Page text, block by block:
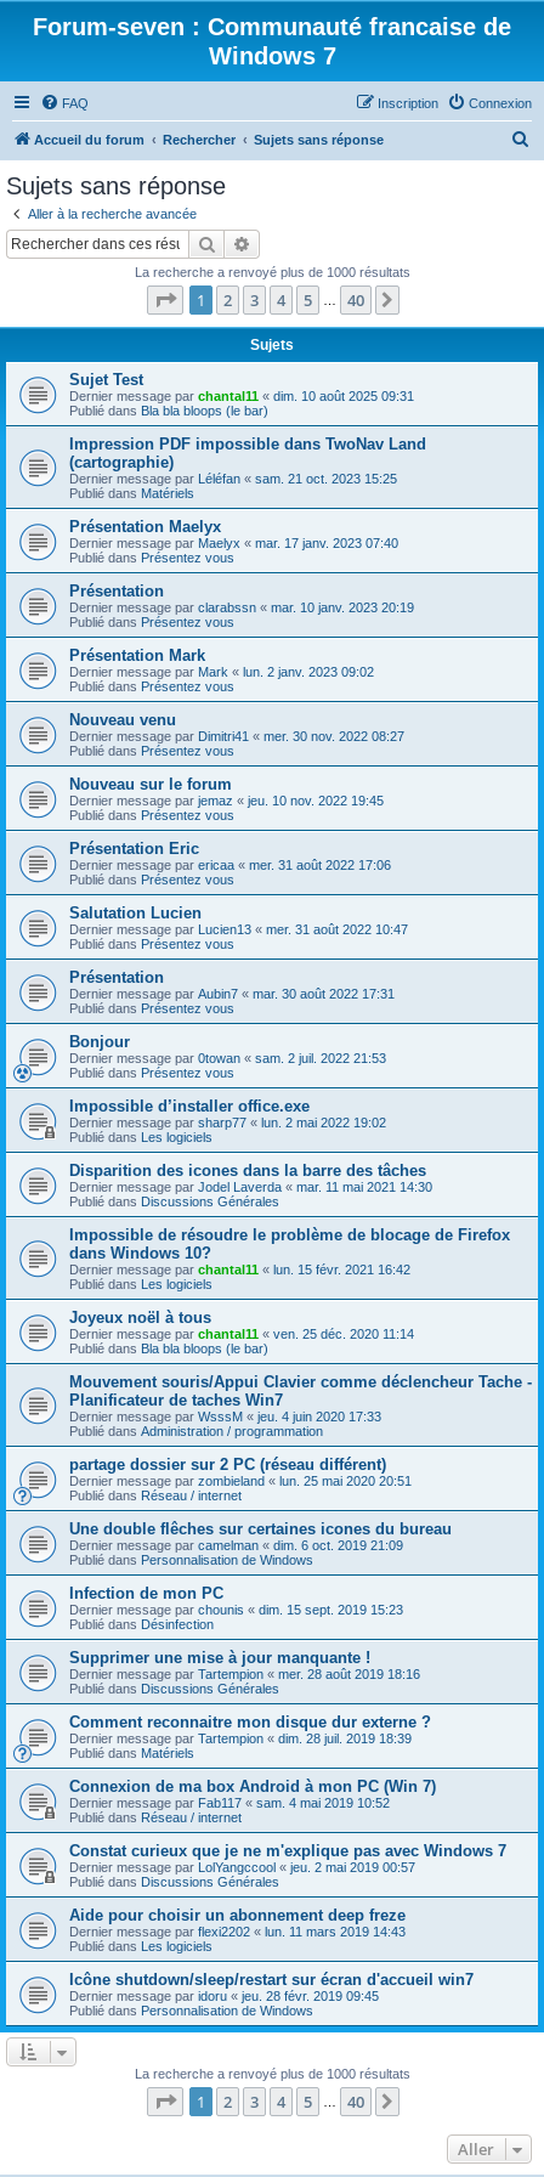
Forum-seven : Communauté francaise de
Windows 7
FAQ Connexion
Inscription
Accueil du forum Rechercher Sujets sans réponse
Sujets sans réponse
Aller à la recherche avancée
Rechercher
La recherche a renvoyé plus de 1000 résultats
Page 1sur40
1 2 3 4 5 40
Sujets
Sujet Test
Dernier message par chantal11 « dim. 10 août 2025 09:31
Publié dans Bla bla bloops (le bar)
Impression PDF impossible dans TwoNav Land
(cartographie)
Dernier message par Léléfan « sam. 21 oct. 2023 15:25
Publié dans Matériels
Présentation Maelyx
Dernier message par Maelyx « mar. 17 janv. 2023 07:40
Publié dans Présentez vous
Présentation
Dernier message par clarabssn « mar. 10 janv. 2023 20:19
Publié dans Présentez vous
Présentation Mark
Dernier message par Mark « lun. 2 janv. 2023 09:02
Publié dans Présentez vous
Nouveau venu
Dernier message par Dimitri41 « mer. 30 nov. 2022 08:27
Publié dans Présentez vous
Nouveau sur le forum
Dernier message par jemaz « jeu. 10 nov. 2022 19:45
Publié dans Présentez vous
Présentation Eric
Dernier message par ericaa « mer. 31 août 2022 17:06
Publié dans Présentez vous
Salutation Lucien
Dernier message par Lucien13 « mer. 31 août 2022 10:47
Publié dans Présentez vous
Présentation
Dernier message par Aubin7 « mar. 30 août 2022 17:31
Publié dans Présentez vous
Bonjour
Dernier message par 0towan « sam. 2 juil. 2022 21:53
Publié dans Présentez vous
Impossible d’installer office.exe
Dernier message par sharp77 « lun. 2 mai 2022 19:02
Publié dans Les logiciels
Disparition des icones dans la barre des tâches
Dernier message par Jodel Laverda « mar. 11 mai 2021 14:30
Publié dans Discussions Générales
Impossible de résoudre le problème de blocage de Firefox
dans Windows 10?
Dernier message par chantal11 « lun. 15 févr. 2021 16:42
Publié dans Les logiciels
Joyeux noël à tous
Dernier message par chantal11 « ven. 25 déc. 2020 11:14
Publié dans Bla bla bloops (le bar)
Mouvement souris/Appui Clavier comme déclencheur Tache -
Planificateur de taches Win7
Dernier message par WsssM « jeu. 4 juin 2020 17:33
Publié dans Administration / programmation
partage dossier sur 2 PC (réseau différent)
Dernier message par zombieland « lun. 25 mai 2020 20:51
Publié dans Réseau / internet
Une double flêches sur certaines icones du bureau
Dernier message par camelman « dim. 6 oct. 2019 21:09
Publié dans Personnalisation de Windows
Infection de mon PC
Dernier message par chounis « dim. 15 sept. 2019 15:23
Publié dans Désinfection
Supprimer une mise à jour manquante !
Dernier message par Tartempion « mer. 28 août 2019 18:16
Publié dans Discussions Générales
Comment reconnaitre mon disque dur externe ?
Dernier message par Tartempion « dim. 28 juil. 2019 18:39
Publié dans Matériels
Connexion de ma box Android à mon PC (Win 7)
Dernier message par Fab117 « sam. 4 mai 2019 10:52
Publié dans Réseau / internet
Constat curieux que je ne m'explique pas avec Windows 7
Dernier message par LolYangccool « jeu. 2 mai 2019 00:57
Publié dans Discussions Générales
Aide pour choisir un abonnement deep freze
Dernier message par flexi2202 « lun. 11 mars 2019 14:43
Publié dans Les logiciels
Icône shutdown/sleep/restart sur écran d'accueil win7
Dernier message par idoru « jeu. 28 févr. 2019 09:45
Publié dans Personnalisation de Windows
La recherche a renvoyé plus de 1000 résultats
Page 1sur40
1 2 3 4 5 40
Aller